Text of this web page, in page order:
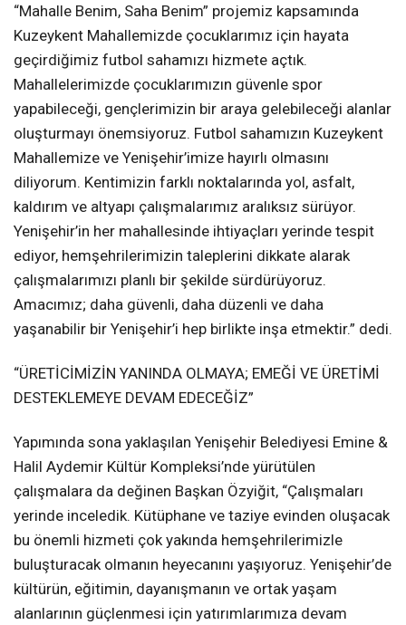
“Mahalle Benim, Saha Benim” projemiz kapsamında
Kuzeykent Mahallemizde çocuklarımız için hayata
geçirdiğimiz futbol sahamızı hizmete açtık.
Mahallelerimizde çocuklarımızın güvenle spor
yapabileceği, gençlerimizin bir araya gelebileceği alanlar
oluşturmayı önemsiyoruz. Futbol sahamızın Kuzeykent
Mahallemize ve Yenişehir’imize hayırlı olmasını
diliyorum. Kentimizin farklı noktalarında yol, asfalt,
kaldırım ve altyapı çalışmalarımız aralıksız sürüyor.
Yenişehir’in her mahallesinde ihtiyaçları yerinde tespit
ediyor, hemşehrilerimizin taleplerini dikkate alarak
çalışmalarımızı planlı bir şekilde sürdürüyoruz.
Amacımız; daha güvenli, daha düzenli ve daha
yaşanabilir bir Yenişehir’i hep birlikte inşa etmektir.” dedi.
“ÜRETİCİMİZİN YANINDA OLMAYA; EMEĞİ VE ÜRETİMİ
DESTEKLEMEYE DEVAM EDECEĞİZ”
Yapımında sona yaklaşılan Yenişehir Belediyesi Emine &
Halil Aydemir Kültür Kompleksi’nde yürütülen
çalışmalara da değinen Başkan Özyiğit, “Çalışmaları
yerinde inceledik. Kütüphane ve taziye evinden oluşacak
bu önemli hizmeti çok yakında hemşehrilerimizle
buluşturacak olmanın heyecanını yaşıyoruz. Yenişehir’de
kültürün, eğitimin, dayanışmanın ve ortak yaşam
alanlarının güçlenmesi için yatırımlarımıza devam